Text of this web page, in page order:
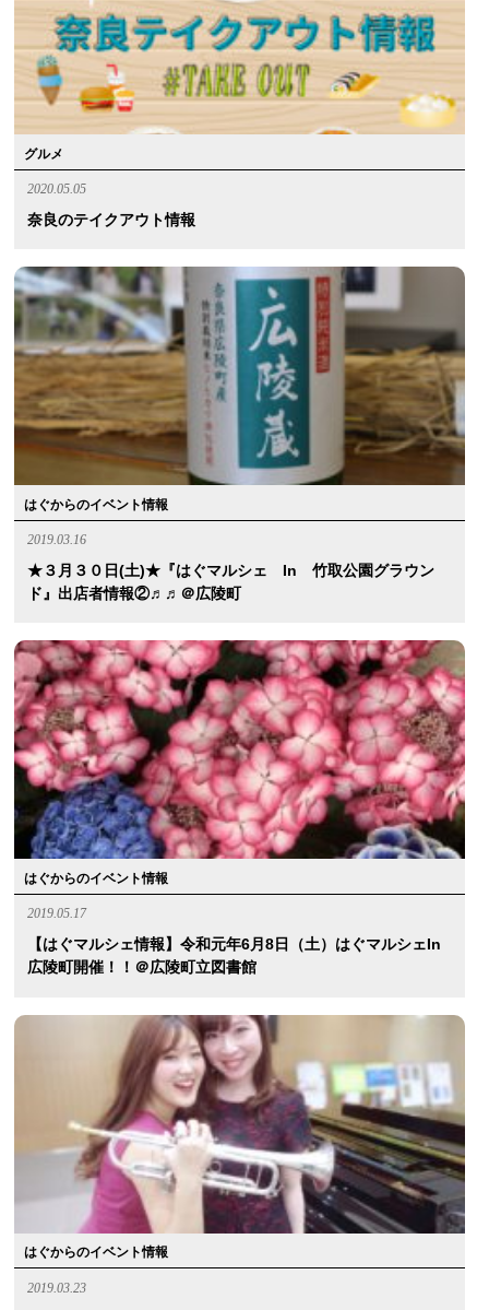
グルメ
2020.05.05
奈良のテイクアウト情報
はぐからのイベント情報
2019.03.16
★３月３０日(土)★『はぐマルシェ In 竹取公園グラウン
ド』出店者情報②♬♬＠広陵町
はぐからのイベント情報
2019.05.17
【はぐマルシェ情報】令和元年6月8日（土）はぐマルシェin
広陵町開催！！＠広陵町立図書館
はぐからのイベント情報
2019.03.23